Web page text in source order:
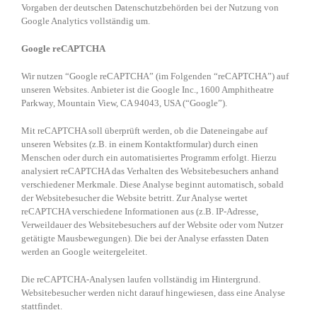
Vorgaben der deutschen Datenschutzbehörden bei der Nutzung von
Google Analytics vollständig um.
Google reCAPTCHA
Wir nutzen “Google reCAPTCHA” (im Folgenden “reCAPTCHA”) auf
unseren Websites. Anbieter ist die Google Inc., 1600 Amphitheatre
Parkway, Mountain View, CA 94043, USA (“Google”).
Mit reCAPTCHA soll überprüft werden, ob die Dateneingabe auf
unseren Websites (z.B. in einem Kontaktformular) durch einen
Menschen oder durch ein automatisiertes Programm erfolgt. Hierzu
analysiert reCAPTCHA das Verhalten des Websitebesuchers anhand
verschiedener Merkmale. Diese Analyse beginnt automatisch, sobald
der Websitebesucher die Website betritt. Zur Analyse wertet
reCAPTCHA verschiedene Informationen aus (z.B. IP-Adresse,
Verweildauer des Websitebesuchers auf der Website oder vom Nutzer
getätigte Mausbewegungen). Die bei der Analyse erfassten Daten
werden an Google weitergeleitet.
Die reCAPTCHA-Analysen laufen vollständig im Hintergrund.
Websitebesucher werden nicht darauf hingewiesen, dass eine Analyse
stattfindet.